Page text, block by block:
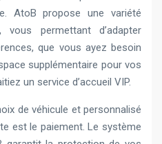
AtoB propose une variété
vous permettant d’adapter
que vous ayez besoin
supplémentaire pour vos
un service d’accueil VIP.
de véhicule et personnalisé
est le paiement. Le système